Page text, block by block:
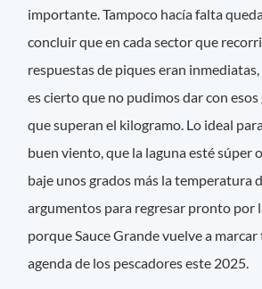
importante. Tampoco hacía falta
concluir que en cada sector que
respuestas de piques eran
es cierto que no pudimos dar con
que superan el kilogramo. Lo ideal
buen viento, que la laguna esté súper
baje unos grados más la temperatura
argumentos para regresar pronto por
porque Sauce Grande vuelve a
agenda de los pescadores este 2025.